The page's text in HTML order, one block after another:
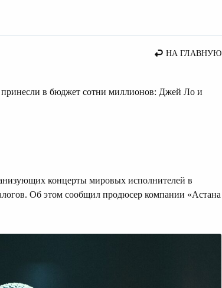
НА ГЛАВНУЮ
принесли в бюджет сотни миллионов: Джей Ло и
концерты мировых исполнителей в
Об этом сообщил продюсер компании «Астана